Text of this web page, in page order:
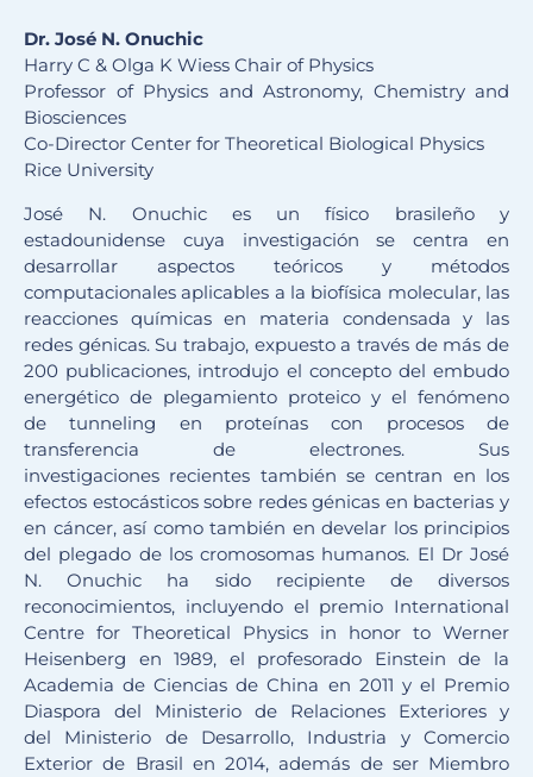
Dr. José N. Onuchic
Harry C & Olga K Wiess Chair of Physics
Professor of Physics and Astronomy, Chemistry and
Biosciences
Co-Director Center for Theoretical Biological Physics
Rice University
José N. Onuchic es un físico brasileño y
estadounidense cuya investigación se centra en
desarrollar aspectos teóricos y métodos
computacionales aplicables a la biofísica molecular, las
reacciones químicas en materia condensada y las
redes génicas. Su trabajo, expuesto a través de más de
200 publicaciones, introdujo el concepto del embudo
energético de plegamiento proteico y el fenómeno
de tunneling en proteínas con procesos de
transferencia de electrones. Sus
investigaciones recientes también se centran en los
efectos estocásticos sobre redes génicas en bacterias y
en cáncer, así como también en develar los principios
del plegado de los cromosomas humanos. El Dr José
N. Onuchic ha sido recipiente de diversos
reconocimientos, incluyendo el premio International
Centre for Theoretical Physics in honor to Werner
Heisenberg en 1989, el profesorado Einstein de la
Academia de Ciencias de China en 2011 y el Premio
Diaspora del Ministerio de Relaciones Exteriores y
del Ministerio de Desarrollo, Industria y Comercio
Exterior de Brasil en 2014, además de ser Miembro